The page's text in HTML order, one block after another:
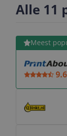
Alle 11
Meest
9.6
Bekijk product